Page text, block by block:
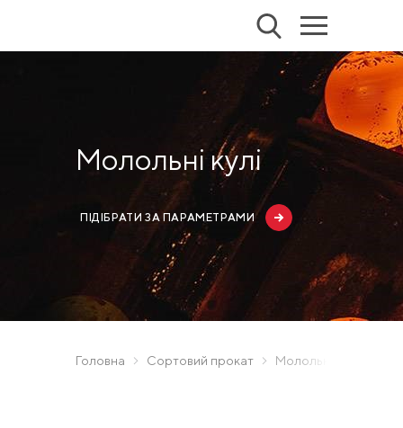
Молольні кулі
ПІДІБРАТИ ЗА ПАРАМЕТРАМИ
Головна Сортовий прокат Молольні кулі